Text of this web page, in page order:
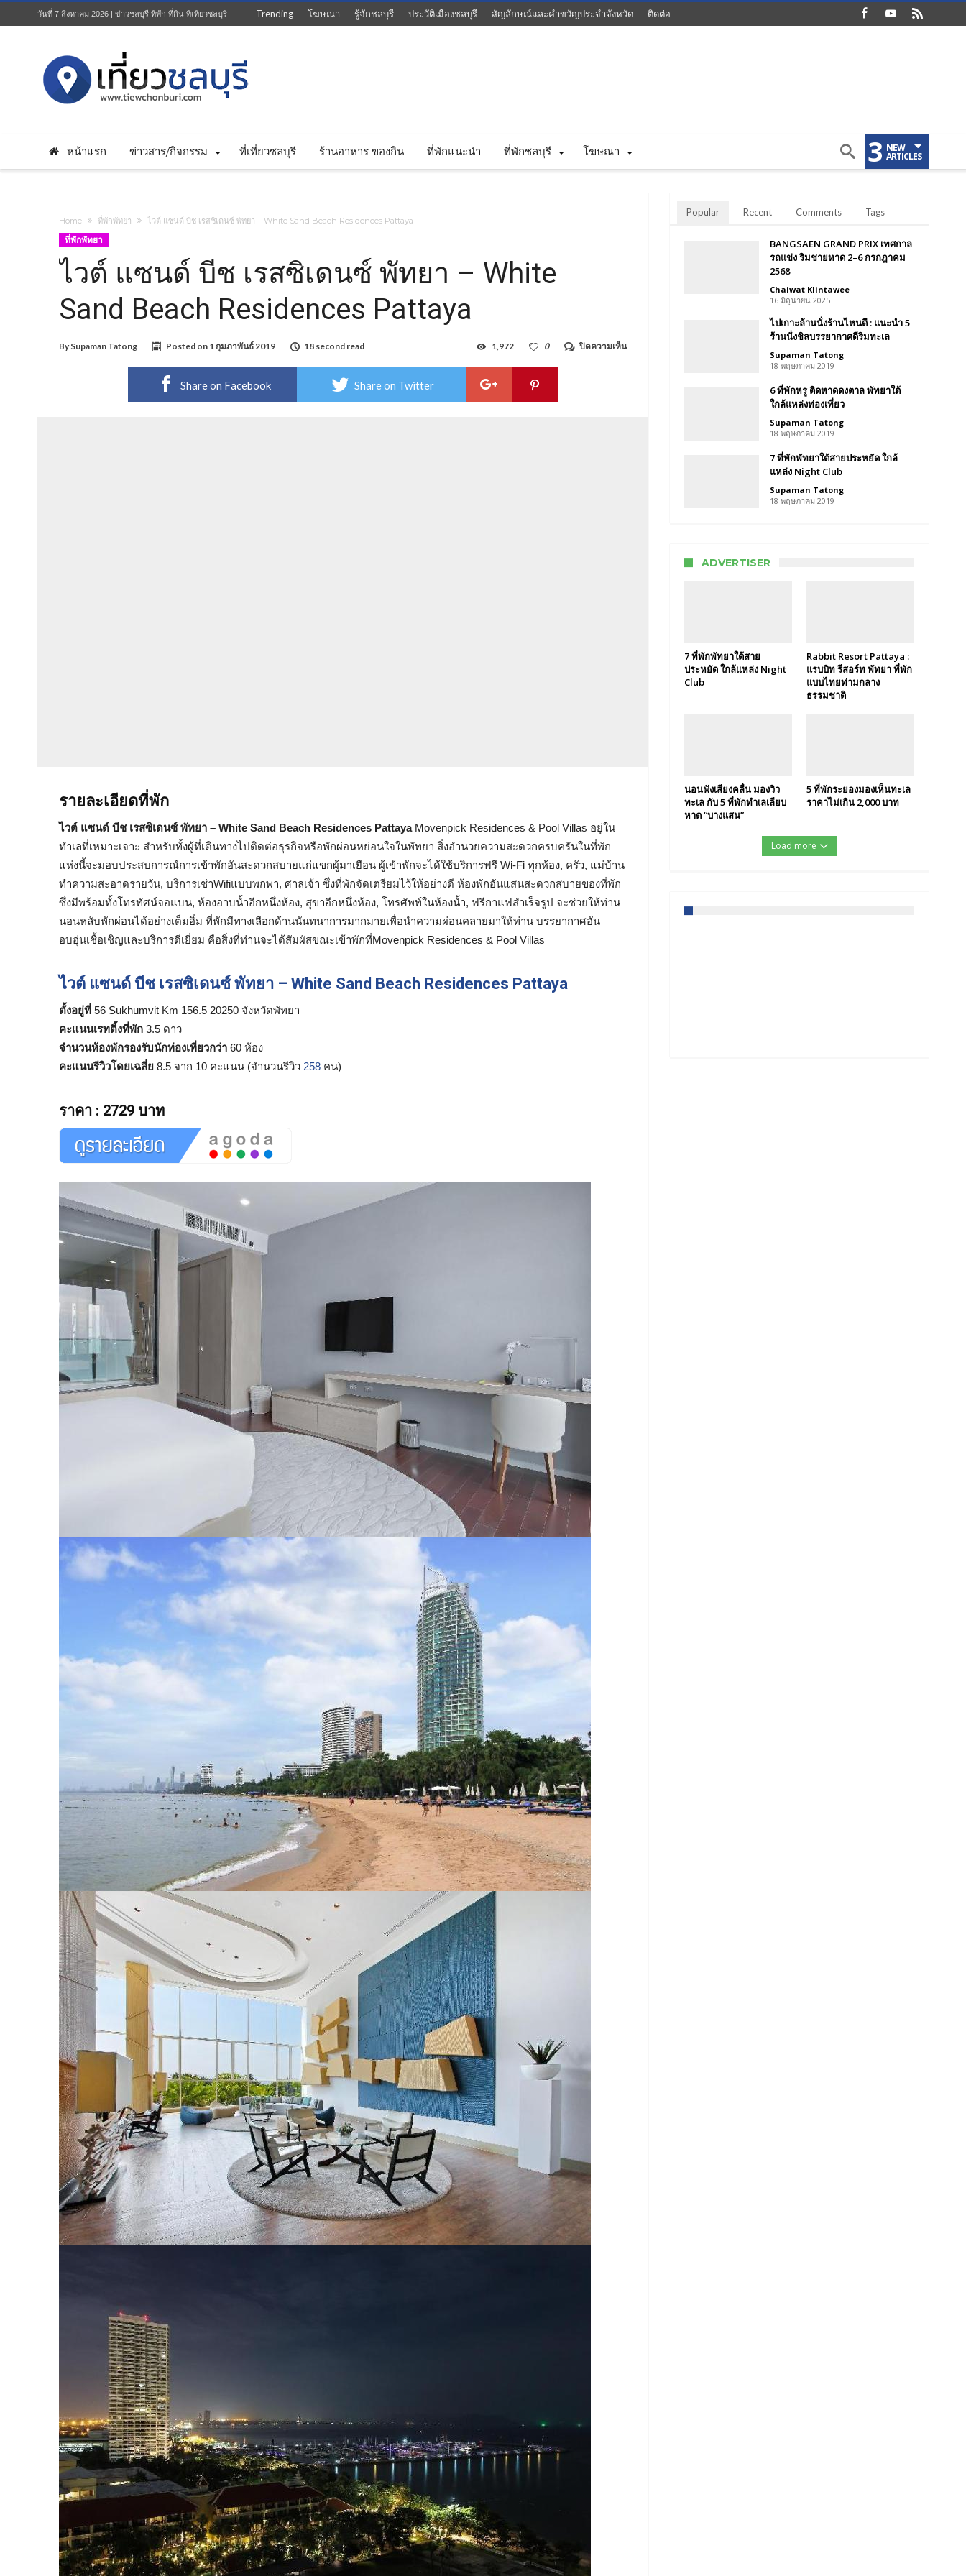
วันที่ 7 สิงหาคม 2026 | ข่าวชลบุรี ที่พัก ที่กิน ที่เที่ยวชลบุรี Trending โฆษณา รู้จักชลบุรี ประวัติเมืองชลบุรี สัญลักษณ์และคำขวัญประจำจังหวัด ติดต่อ
หน้าแรก ข่าวสาร/กิจกรรม ที่เที่ยวชลบุรี ร้านอาหาร ของกิน ที่พักแนะนำ ที่พักชลบุรี โฆษณา 3 NEW
ARTICLES
Home ที่พักพัทยา ไวต์ แซนด์ บีช เรสซิเดนซ์ พัทยา – White Sand Beach Residences Pattaya
ที่พักพัทยา
ไวต์ แซนด์ บีช เรสซิเดนซ์ พัทยา – White
Sand Beach Residences Pattaya
By Supaman Tatong Posted on 1 กุมภาพันธ์ 2019 18 second read ปิดความเห็นบน
0
1,972
Share on Facebook Share on Twitter
รายละเอียดที่พัก
ไวต์ แซนด์ บีช เรสซิเดนซ์ พัทยา – White Sand Beach Residences PattayaMovenpick Residences & Pool Villas อยู่ใน
ทำเลที่เหมาะเจาะ สำหรับทั้งผู้ที่เดินทางไปติดต่อธุรกิจหรือพักผ่อนหย่อนใจในพัทยา สิ่งอำนวยความสะดวกครบครันในที่พัก
แห่งนี้จะมอบประสบการณ์การเข้าพักอันสะดวกสบายแก่แขกผู้มาเยือน ผู้เข้าพักจะได้ใช้บริการฟรี Wi-Fi ทุกห้อง, ครัว, แม่บ้าน
ทำความสะอาดรายวัน, บริการเช่าWifiแบบพกพา, ศาลเจ้า ซึ่งที่พักจัดเตรียมไว้ให้อย่างดี ห้องพักอันแสนสะดวกสบายของที่พัก
ซึ่งมีพร้อมทั้งโทรทัศน์จอแบน, ห้องอาบน้ำอีกหนึ่งห้อง, สุขาอีกหนึ่งห้อง, โทรศัพท์ในห้องน้ำ, ฟรีกาแฟสำเร็จรูป จะช่วยให้ท่าน
นอนหลับพักผ่อนได้อย่างเต็มอิ่ม ที่พักมีทางเลือกด้านนันทนาการมากมายเพื่อนำความผ่อนคลายมาให้ท่าน บรรยากาศอัน
อบอุ่นเชื้อเชิญและบริการดีเยี่ยม คือสิ่งที่ท่านจะได้สัมผัสขณะเข้าพักที่Movenpick Residences & Pool Villas
ไวต์ แซนด์ บีช เรสซิเดนซ์ พัทยา – White Sand Beach Residences Pattaya
ตั้งอยู่ที่ 56 Sukhumvit Km 156.5 20250 จังหวัดพัทยา
คะแนนเรทติ้งที่พัก 3.5 ดาว
จำนวนห้องพักรองรับนักท่องเที่ยวกว่า 60 ห้อง
คะแนนรีวิวโดยเฉลี่ย 8.5 จาก 10 คะแนน (จำนวนรีวิว 258 คน)
ราคา : 2729 บาท
Popular Recent Comments Tags
BANGSAEN GRAND PRIX เทศกาล
รถแข่ง ริมชายหาด 2–6 กรกฎาคม
2568
Chaiwat Klintawee
16 มิถุนายน 2025
ไปเกาะล้านนั่งร้านไหนดี : แนะนำ 5
ร้านนั่งชิลบรรยากาศดีริมทะเล
Supaman Tatong
18 พฤษภาคม 2019
6 ที่พักหรู ติดหาดดงตาล พัทยาใต้
ใกล้แหล่งท่องเที่ยว
Supaman Tatong
18 พฤษภาคม 2019
7 ที่พักพัทยาใต้สายประหยัด ใกล้
แหล่ง Night Club
Supaman Tatong
18 พฤษภาคม 2019
ADVERTISER
7 ที่พักพัทยาใต้สาย
ประหยัด ใกล้แหล่ง Night
Club
Rabbit Resort Pattaya :
แรบบิท รีสอร์ท พัทยา ที่พัก
แบบไทยท่ามกลาง
ธรรมชาติ
นอนฟังเสียงคลื่น มองวิว
ทะเล กับ 5 ที่พักทำเลเลียบ
หาด “บางแสน”
5 ที่พักระยองมองเห็นทะเล
ราคาไม่เกิน 2,000 บาท
Load more